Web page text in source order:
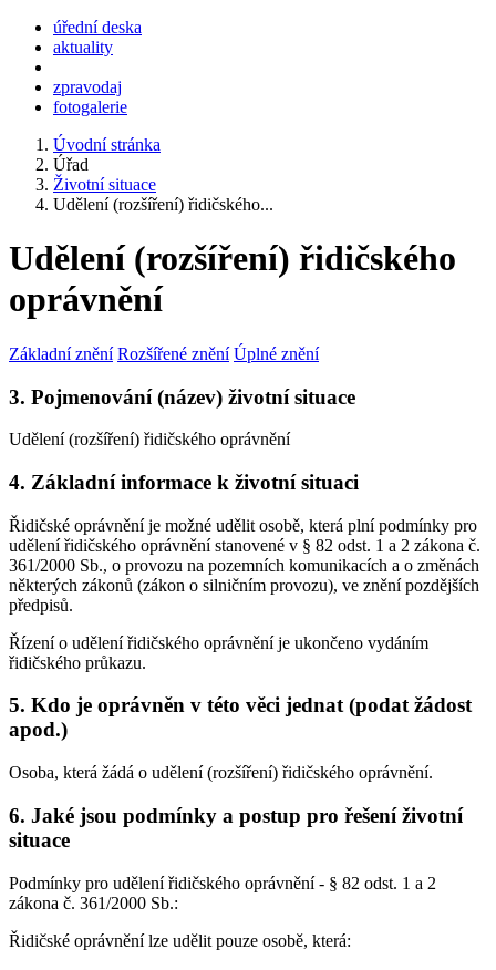
úřední deska
aktuality
zpravodaj
fotogalerie
Úvodní stránka
Úřad
Životní situace
Udělení (rozšíření) řidičského...
Udělení (rozšíření) řidičského
oprávnění
Základní znění Rozšířené znění Úplné znění
3. Pojmenování (název) životní situace
Udělení (rozšíření) řidičského oprávnění
4. Základní informace k životní situaci
Řidičské oprávnění je možné udělit osobě, která plní podmínky pro
udělení řidičského oprávnění stanovené v § 82 odst. 1 a 2 zákona č.
361/2000 Sb., o provozu na pozemních komunikacích a o změnách
některých zákonů (zákon o silničním provozu), ve znění pozdějších
předpisů.
Řízení o udělení řidičského oprávnění je ukončeno vydáním
řidičského průkazu.
5. Kdo je oprávněn v této věci jednat (podat žádost
apod.)
Osoba, která žádá o udělení (rozšíření) řidičského oprávnění.
6. Jaké jsou podmínky a postup pro řešení životní
situace
Podmínky pro udělení řidičského oprávnění - § 82 odst. 1 a 2
zákona č. 361/2000 Sb.:
Řidičské oprávnění lze udělit pouze osobě, která: